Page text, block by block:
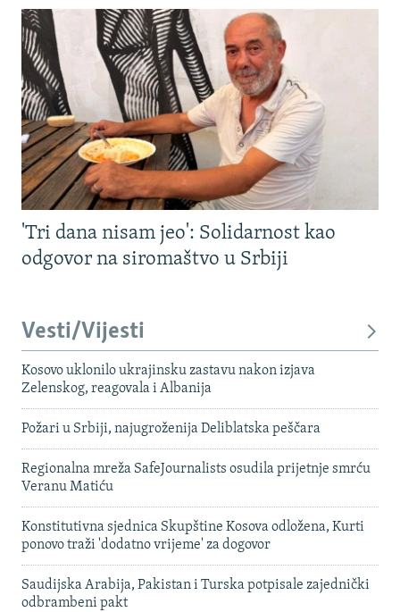
'Tri dana nisam jeo': Solidarnost kao
odgovor na siromaštvo u Srbiji
Vesti/Vijesti
Kosovo uklonilo ukrajinsku zastavu nakon izjava
Zelenskog, reagovala i Albanija
Požari u Srbiji, najugroženija Deliblatska peščara
Regionalna mreža SafeJournalists osudila prijetnje smrću
Veranu Matiću
Konstitutivna sjednica Skupštine Kosova odložena, Kurti
ponovo traži 'dodatno vrijeme' za dogovor
Saudijska Arabija, Pakistan i Turska potpisale zajednički
odbrambeni pakt